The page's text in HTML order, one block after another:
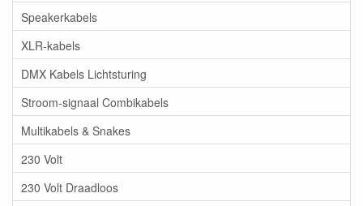
Speakerkabels
XLR-kabels
DMX Kabels Lichtsturing
Stroom-signaal Combikabels
Multikabels & Snakes
230 Volt
230 Volt Draadloos